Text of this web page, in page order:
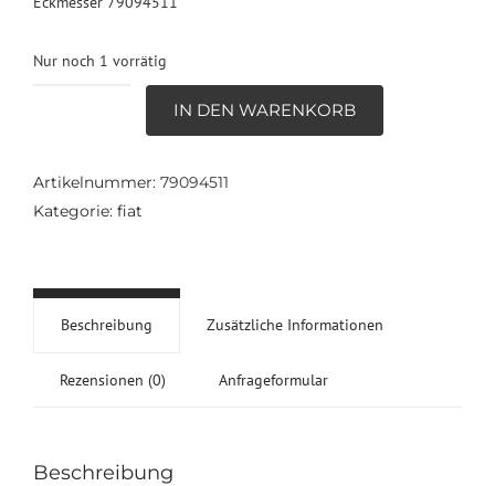
Nur noch 1 vorrätig
IN DEN WARENKORB
Artikelnummer: 79094511
Kategorie: fiat
Beschreibung Zusätzliche Informationen
Rezensionen (0) Anfrageformular
Beschreibung